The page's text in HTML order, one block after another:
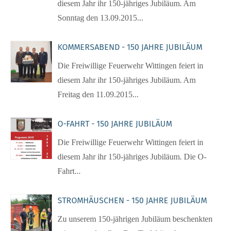
diesem Jahr ihr 150-jähriges Jubiläum. Am
Sonntag den 13.09.2015...
KOMMERSABEND - 150 JAHRE JUBILÄUM
Die Freiwillige Feuerwehr Wittingen feiert in
diesem Jahr ihr 150-jähriges Jubiläum. Am
Freitag den 11.09.2015...
O-FAHRT - 150 JAHRE JUBILÄUM
Die Freiwillige Feuerwehr Wittingen feiert in
diesem Jahr ihr 150-jähriges Jubiläum. Die O-
Fahrt...
STROMHÄUSCHEN - 150 JAHRE JUBILÄUM
Zu unserem 150-jährigen Jubiläum beschenkten